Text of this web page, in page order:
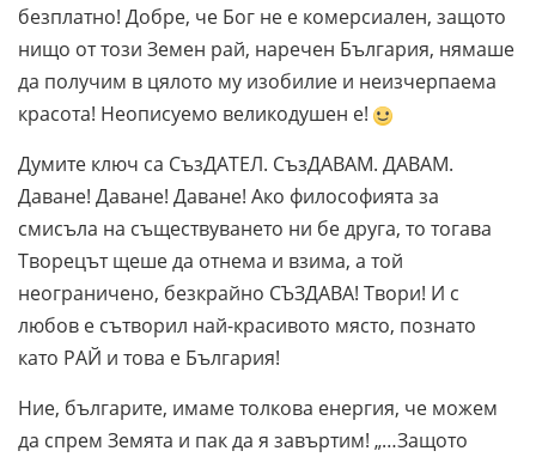
безплатно! Добре, че Бог не е комерсиален, защото
нищо от този Земен рай, наречен България, нямаше
да получим в цялото му изобилие и неизчерпаема
красота! Неописуемо великодушен е!
Думите ключ са СъзДАТЕЛ. СъзДАВАМ. ДАВАМ.
Даване! Даване! Даване! Ако философията за
смисъла на съществуването ни бе друга, то тогава
Творецът щеше да отнема и взима, а той
неограничено, безкрайно СЪЗДАВА! Твори! И с
любов е сътворил най-красивото място, познато
като РАЙ и това е България!
Ние, българите, имаме толкова енергия, че можем
да спрем Земята и пак да я завъртим! „…Защото